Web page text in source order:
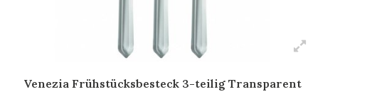
Venezia Frühstücksbesteck 3-teilig Transparent